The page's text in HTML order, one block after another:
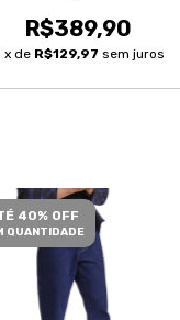
R$389,90
x de R$129,97 sem juros
40% OFF
QUANTIDADE